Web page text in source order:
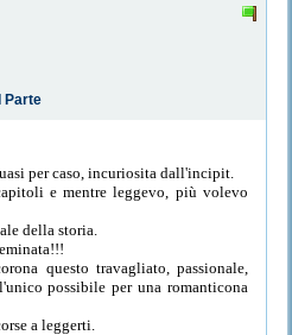
Parte
per caso, incuriosita dall'incipit.
e mentre leggevo, più volevo
della storia.
questo travagliato, passionale,
possibile per una romanticona
a leggerti.